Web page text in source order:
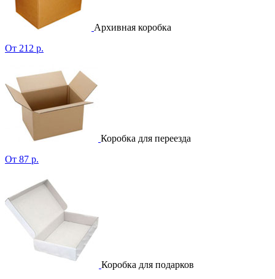
Архивная коробка
От 212 р.
Коробка для переезда
От 87 р.
Коробка для подарков